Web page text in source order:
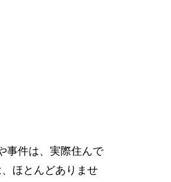
事件は、実際住んで
ほとんどありませ